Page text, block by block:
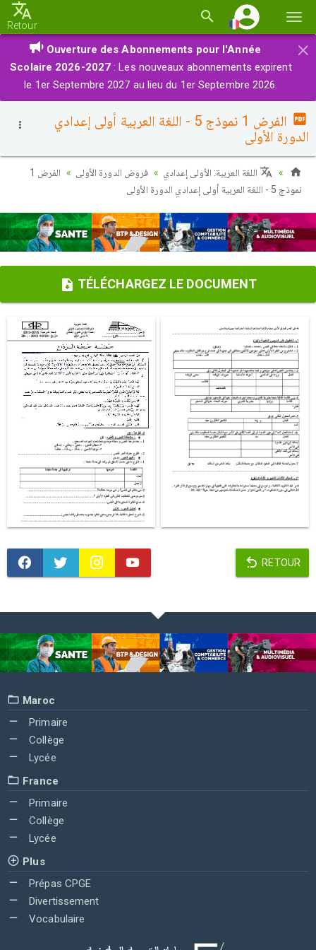
la
Retour
×
Ouverture des Abonnements pour l'Année
Scolaire 2026-2027 : Les nouveaux abonnements expirent
le 1er Septembre 2027 au lieu du 1er Septembre 2026.
الفرض 1 نموذج 5 - اللغة العربية أولى إعدادي
الدورة الأولى
اللغة العربية: الأولى إعدادي فروض الدورة الأولى
الفرض 1
نموذج 5 - اللغة العربية أولى إعدادي الدورة الأولى
TÉLÉCHARGEZ LE DOCUMENT
RETOUR
Maroc
Primaire
Collège
Lycée
France
Primaire
Collège
Lycée
Plus
Prépas CPGE
Divertissement
Vocabulaire